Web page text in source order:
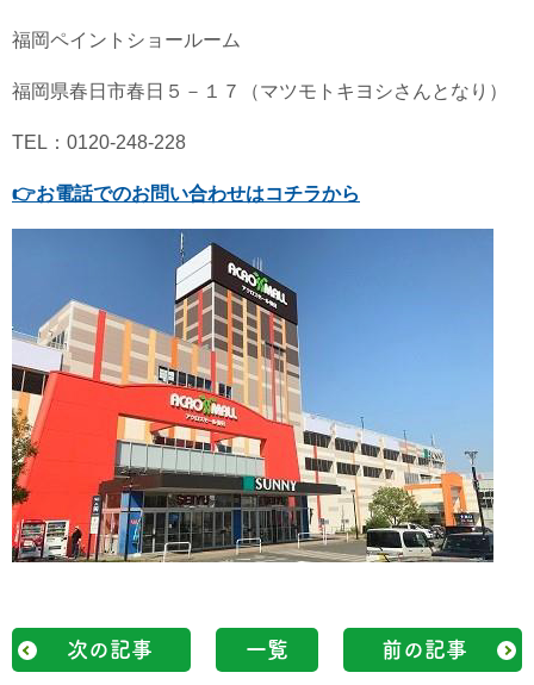
福岡ペイントショールーム
福岡県春日市春日５－１７（マツモトキヨシさんとなり）
TEL：0120-248-228
👉お電話でのお問い合わせはコチラから
次の記事 一覧 前の記事